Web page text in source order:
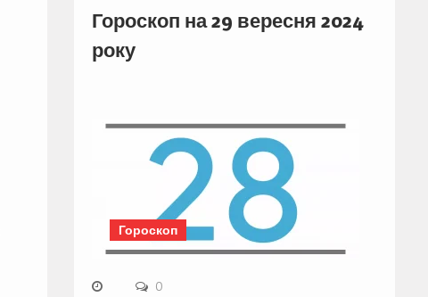
Гороскоп на 29 вересня 2024
року
Гороскоп
0